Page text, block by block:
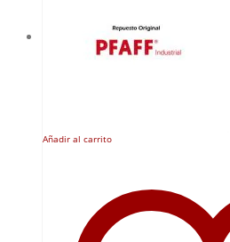
Añadir al carrito